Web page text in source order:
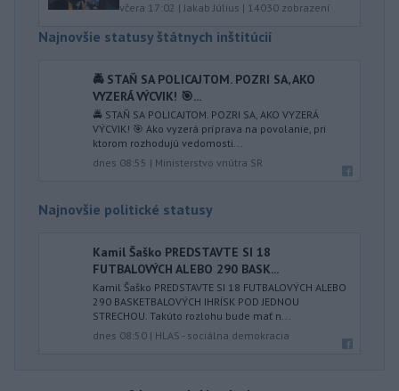
včera 17:02 |Jakab Július | 14030 zobrazení
Najnovšie statusy štátnych inštitúcií
🚔 STAŇ SA POLICAJTOM. POZRI SA, AKO
VYZERÁ VÝCVIK! 🎯...
🚔 STAŇ SA POLICAJTOM. POZRI SA, AKO VYZERÁ
VÝCVIK! 🎯 Ako vyzerá príprava na povolanie, pri
ktorom rozhodujú vedomosti...
dnes 08:55 | Ministerstvo vnútra SR
Najnovšie politické statusy
Kamil Šaško PREDSTAVTE SI 18
FUTBALOVÝCH ALEBO 290 BASK...
Kamil Šaško PREDSTAVTE SI 18 FUTBALOVÝCH ALEBO
290 BASKETBALOVÝCH IHRÍSK POD JEDNOU
STRECHOU. Takúto rozlohu bude mať n...
dnes 08:50 | HLAS - sociálna demokracia